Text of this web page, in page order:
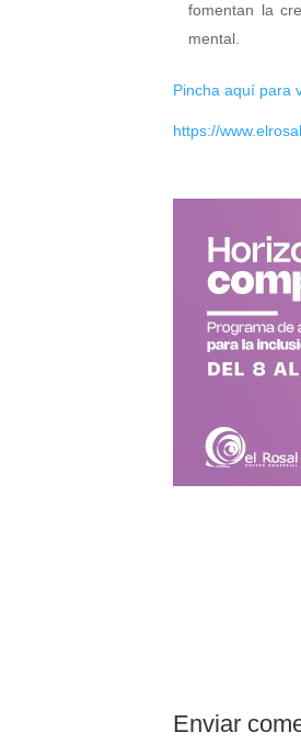
fomentan la
mental.
Pincha aquí para
https://
Enviar